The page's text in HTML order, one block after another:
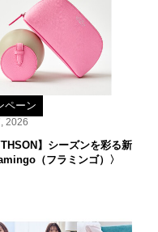
ペーン
2026
】シーズンを彩る新
（フラミンゴ）〉